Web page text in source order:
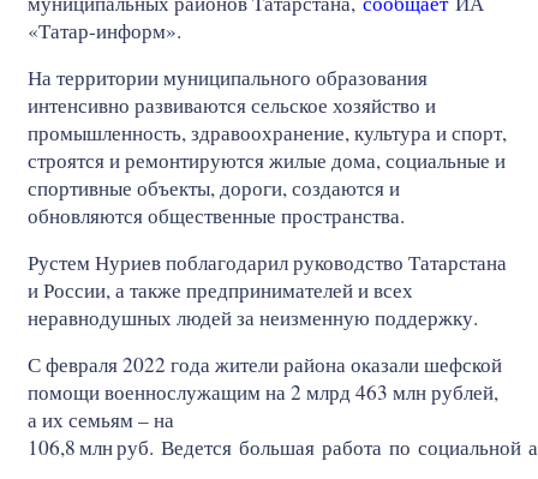
«Татар-информ».
На территории муниципального образования
интенсивно развиваются сельское хозяйство и
промышленность, здравоохранение, культура и спорт,
строятся и ремонтируются жилые дома, социальные и
спортивные объекты, дороги, создаются и
обновляются общественные пространства.
Рустем Нуриев поблагодарил руководство Татарстана
и России, а также предпринимателей и всех
неравнодушных людей за неизменную поддержку.
С февраля 2022 года жители района оказали шефской
помощи военнослужащим на 2 млрд 463 млн рублей,
а их семьям – на
106,8млнруб. Ведется большая работа по